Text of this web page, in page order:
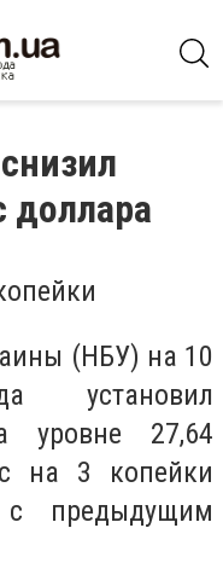
доллара
(НБУ) на 10
установил
уровне 27,64
на 3 копейки
предыдущим